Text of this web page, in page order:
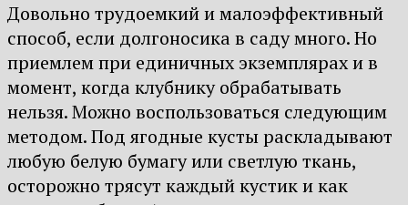
Довольно трудоемкий и малоэффективный
способ, если долгоносика в саду много. Но
приемлем при единичных экземплярах и в
момент, когда клубнику обрабатывать
нельзя. Можно воспользоваться следующим
методом. Под ягодные кусты раскладывают
любую белую бумагу или светлую ткань,
осторожно трясут каждый кустик и как